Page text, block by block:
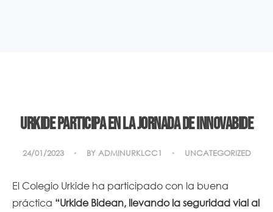
Urkide participa en la Jornada de Innovabide
24/01/2023 BY ADMINURKLCC1 UNCATEGORIZED
El Colegio Urkide ha participado con la buena
práctica “Urkide Bidean, llevando la seguridad vial al